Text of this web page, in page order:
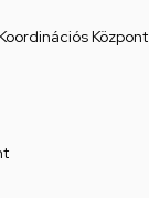
Központ